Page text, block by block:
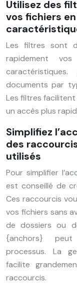
Utilisez des
vos fichiers
Les filtres sont
rapidement
documents par
Les filtres
un accès plus
Simplifiez
des
utilisés
Pour simplifier
est conseillé de
Ces raccourcis
vos fichiers sans
de dossiers ou
{anchors} peut
processus. La
facilite
raccourcis.